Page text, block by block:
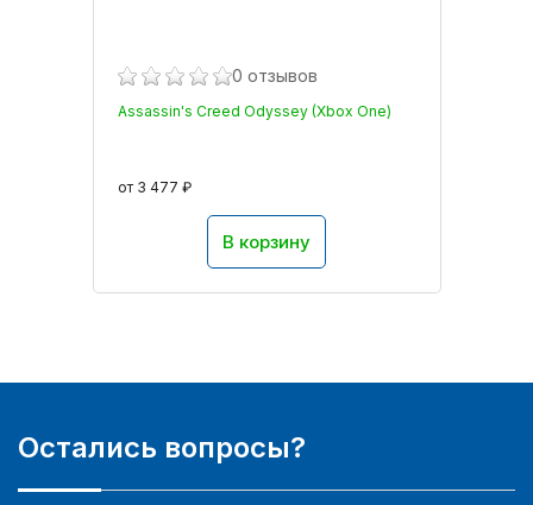
0 отзывов
Assassin's Creed Odyssey (Xbox One)
от 3 477 ₽
В корзину
Остались вопросы?